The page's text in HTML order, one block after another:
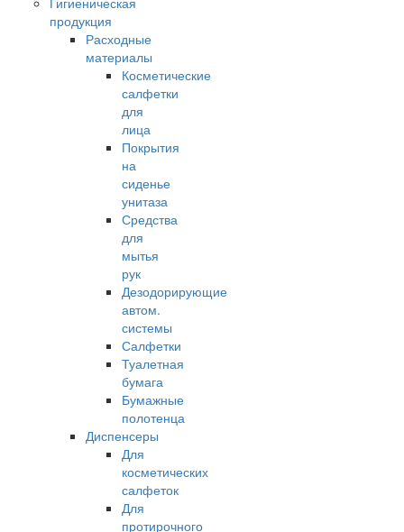
продукция
Расходные
материалы
Косметические
салфетки
для
лица
Покрытия
на
сиденье
унитаза
Средства
для
мытья
рук
Дезодорирующие
автом.
системы
Салфетки
Туалетная
бумага
Бумажные
полотенца
Диспенсеры
Для
косметических
салфеток
Для
протирочного